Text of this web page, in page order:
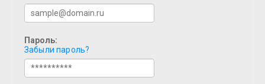
Пароль:
Забыли пароль?